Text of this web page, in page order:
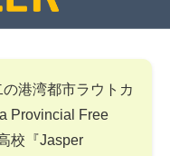
港湾都市ラウトカ
Provincial Free
校『Jasper